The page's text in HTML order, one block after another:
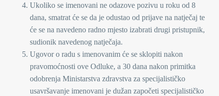
Ukoliko se imenovani ne odazove pozivu u roku od 8
dana, smatrat će se da je odustao od prijave na natječaj te
će se na navedeno radno mjesto izabrati drugi pristupnik,
sudionik navedenog natječaja.
Ugovor o radu s imenovanim će se sklopiti nakon
pravomoćnosti ove Odluke, a 30 dana nakon primitka
odobrenja Ministarstva zdravstva za specijalističko
usavršavanje imenovani je dužan započeti specijalističko